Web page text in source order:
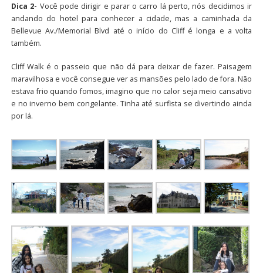
Dica 2- Você pode dirigir e parar o carro lá perto, nós decidimos ir
andando do hotel para conhecer a cidade, mas a caminhada da
Bellevue Av./Memorial Blvd até o início do Cliff é longa e a volta
também.
Cliff Walk é o passeio que não dá para deixar de fazer. Paisagem
maravilhosa e você consegue ver as mansões pelo lado de fora. Não
estava frio quando fomos, imagino que no calor seja meio cansativo
e no inverno bem congelante. Tinha até surfista se divertindo ainda
por lá.